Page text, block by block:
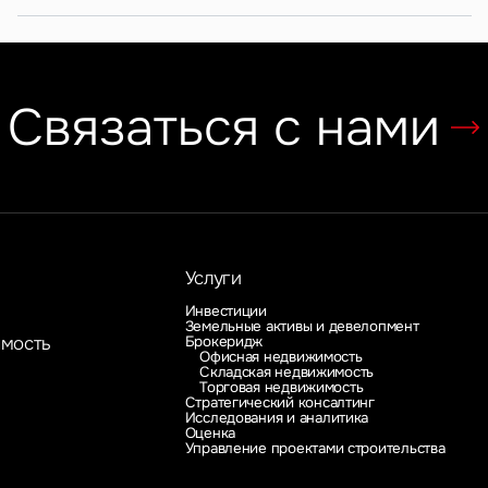
Связаться с нами
Услуги
Инвестиции
Земельные активы и девелопмент
Брокеридж
Офисная недвижимость
Складская недвижимость
Торговая недвижимость
Стратегический консалтинг
Исследования и аналитика
Оценка
Управление проектами строительства